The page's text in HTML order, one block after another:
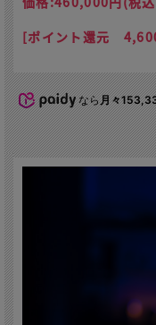
[ポイント還元
なら月々